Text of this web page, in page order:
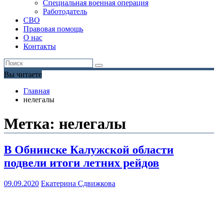
Специальная военная операция
Работодатель
СВО
Правовая помощь
О нас
Контакты
Вы читаете
Главная
нелегалы
Метка: нелегалы
В Обнинске Калужской области
подвели итоги летних рейдов
09.09.2020 Екатерина Сдвижкова